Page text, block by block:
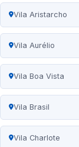
Vila Aristarcho
Vila Aurélio
Vila Boa Vista
Vila Brasil
Vila Charlote